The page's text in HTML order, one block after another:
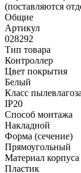
(поставляются
Общие
Артикул
028292
Тип товара
Контроллер
Цвет покрытия
Белый
Класс
IP20
Способ монтажа
Накладной
Форма (сечение)
Прямоугольный
Материал корпуса
Пластик